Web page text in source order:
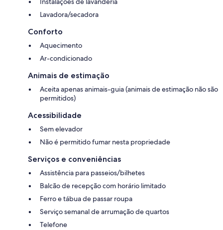
Lavadora/secadora
Conforto
Aquecimento
Ar-condicionado
Animais de estimação
Aceita apenas animais-guia (animais de estimação não são
permitidos)
Acessibilidade
Sem elevador
Não é permitido fumar nesta propriedade
Serviços e conveniências
Assistência para passeios/bilhetes
Balcão de recepção com horário limitado
Ferro e tábua de passar roupa
Serviço semanal de arrumação de quartos
Telefone